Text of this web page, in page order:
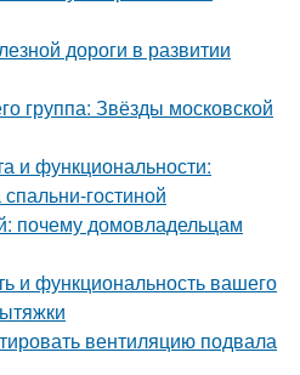
дороги в развитии
группа: Звёзды московской
и функциональности:
гостиной
почему домовладельцам
и функциональность вашего
вентиляцию подвала